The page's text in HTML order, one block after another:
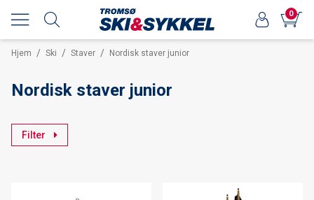
0
Hjem / Ski / Staver / Nordisk staver junior
Nordisk staver junior
Filter